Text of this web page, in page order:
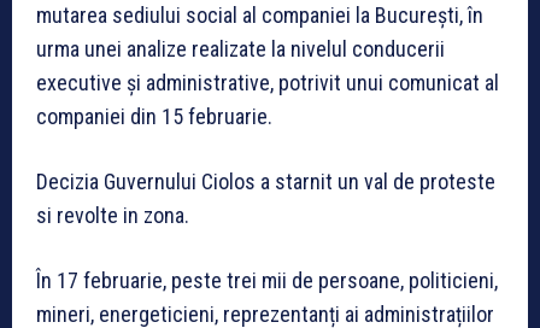
mutarea sediului social al companiei la București, în
urma unei analize realizate la nivelul conducerii
executive și administrative, potrivit unui comunicat al
companiei din 15 februarie.
Decizia Guvernului Ciolos a starnit un val de proteste
si revolte in zona.
În 17 februarie, peste trei mii de persoane, politicieni,
mineri, energeticieni, reprezentanți ai administrațiilor